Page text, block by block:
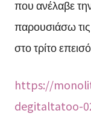
που ανέλαβε
παρουσιάσω τις
στο τρίτο
https://
degitaltatoo-